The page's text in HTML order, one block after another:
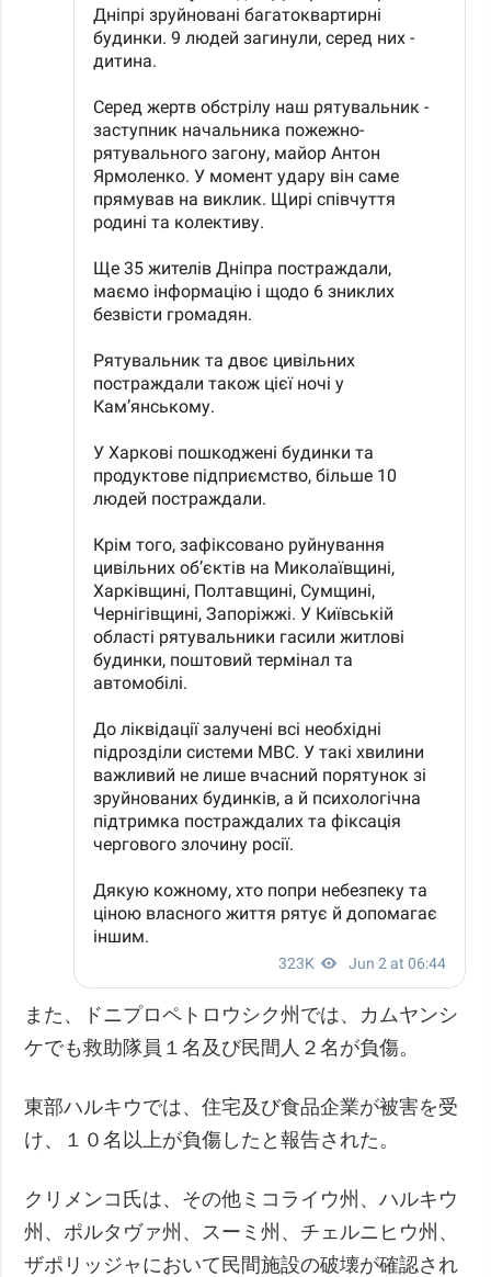
また、ドニプロペトロウシク州では、カムヤンシ
ケでも救助隊員１名及び民間人２名が負傷。
東部ハルキウでは、住宅及び食品企業が被害を受
け、１０名以上が負傷したと報告された。
クリメンコ氏は、その他ミコライウ州、ハルキウ
州、ポルタヴァ州、スーミ州、チェルニヒウ州、
ザポリッジャにおいて民間施設の破壊が確認され